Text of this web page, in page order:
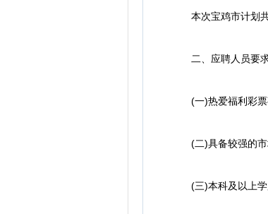
本次宝鸡市计划共
二、应聘人员要
(一)热爱福利彩票
(二)具备较强的市
(三)本科及以上学历